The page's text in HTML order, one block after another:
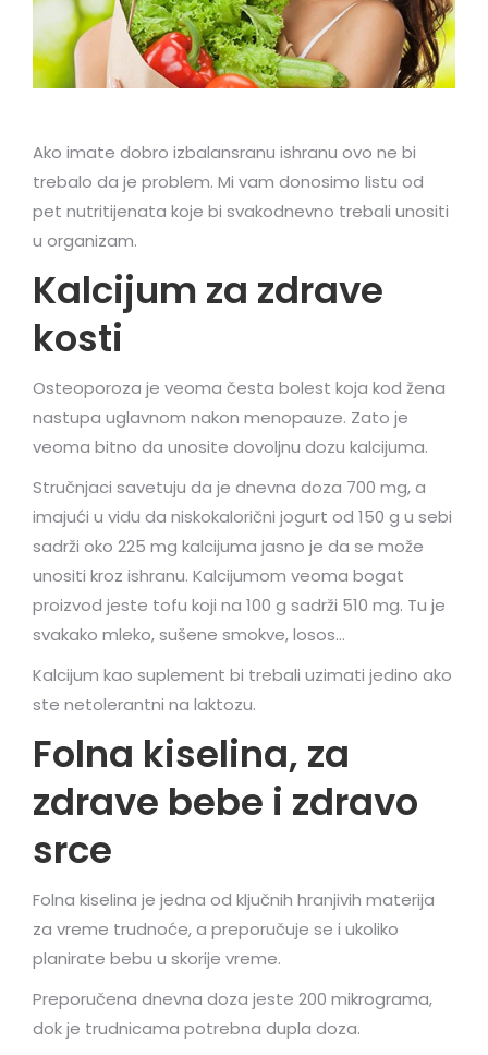
Ako imate dobro izbalansranu ishranu ovo ne bi
trebalo da je problem. Mi vam donosimo listu od
pet nutritijenata koje bi svakodnevno trebali unositi
u organizam.
Kalcijum za zdrave
kosti
Osteoporoza je veoma česta bolest koja kod žena
nastupa uglavnom nakon menopauze. Zato je
veoma bitno da unosite dovoljnu dozu kalcijuma.
Stručnjaci savetuju da je dnevna doza 700 mg, a
imajući u vidu da niskokalorični jogurt od 150 g u sebi
sadrži oko 225 mg kalcijuma jasno je da se može
unositi kroz ishranu. Kalcijumom veoma bogat
proizvod jeste tofu koji na 100 g sadrži 510 mg. Tu je
svakako mleko, sušene smokve, losos…
Kalcijum kao suplement bi trebali uzimati jedino ako
ste netolerantni na laktozu.
Folna kiselina, za
zdrave bebe i zdravo
srce
Folna kiselina je jedna od ključnih hranjivih materija
za vreme trudnoće, a preporučuje se i ukoliko
planirate bebu u skorije vreme.
Preporučena dnevna doza jeste 200 mikrograma,
dok je trudnicama potrebna dupla doza.